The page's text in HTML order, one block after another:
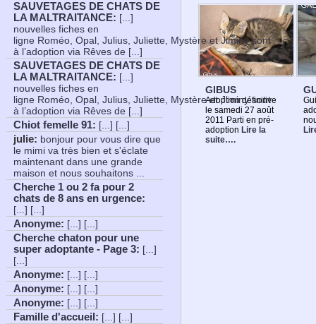
GIBUS
Adoption définitive
le samedi 27 août
2011 Parti en pré-
adoption Lire la
suite….
SAUVETAGES DE CHATS DE
LA MALTRAITANCE: [...]
nouvelles fiches en
ligne Roméo, Opal, Julius, Juliette, Mystère et Jiminy sont
à l’adoption via Rêves de [...]
SAUVETAGES DE CHATS DE
LA MALTRAITANCE: [...]
nouvelles fiches en
ligne Roméo, Opal, Julius, Juliette, Mystère et Jiminy sont
à l’adoption via Rêves de [...]
Chiot femelle 91: [...] [...]
julie: bonjour pour vous dire que
le mimi va très bien et s'éclate
maintenant dans une grande
maison et nous souhaitons ...
Cherche 1 ou 2 fa pour 2
chats de 8 ans en urgence:
[...] [...]
Anonyme: [...] [...]
Cherche chaton pour une
super adoptante - Page 3: [...]
[...]
Anonyme: [...] [...]
Anonyme: [...] [...]
Anonyme: [...] [...]
Famille d'accueil : [...] [...]